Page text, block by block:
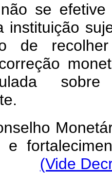
se
instituição
de
e
(Vide